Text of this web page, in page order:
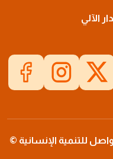
الآلي
للتنمية الإنسانية ©